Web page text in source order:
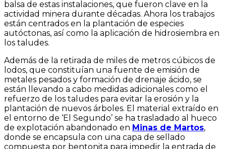
balsa de estas instalaciones, que fueron clave en la
actividad minera durante décadas. Ahora los trabajos
están centrados en la plantación de especies
autóctonas, así como la aplicación de hidrosiembra en
los taludes.
Además de la retirada de miles de metros cúbicos de
lodos, que constituían una fuente de emisión de
metales pesados y formación de drenaje ácido, se
están llevando a cabo medidas adicionales como el
refuerzo de los taludes para evitar la erosión y la
plantación de nuevos árboles. El material extraído en
el entorno de ‘El Segundo’ se ha trasladado al hueco
de explotación abandonado en Minas de Martos,
donde se encapsula con una capa de sellado
compuesta por bentonita para impedir la entrada de